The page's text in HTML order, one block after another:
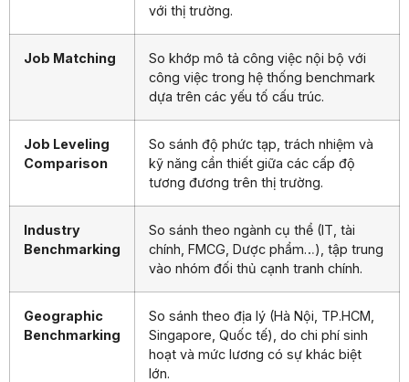
với thị trường.
Job Matching
So khớp mô tả công việc nội bộ với
công việc trong hệ thống benchmark
dựa trên các yếu tố cấu trúc.
Job Leveling
Comparison
So sánh độ phức tạp, trách nhiệm và
kỹ năng cần thiết giữa các cấp độ
tương đương trên thị trường.
Industry
Benchmarking
So sánh theo ngành cụ thể (IT, tài
chính, FMCG, Dược phẩm…), tập trung
vào nhóm đối thủ cạnh tranh chính.
Geographic
Benchmarking
So sánh theo địa lý (Hà Nội, TP.HCM,
Singapore, Quốc tế), do chi phí sinh
hoạt và mức lương có sự khác biệt
lớn.